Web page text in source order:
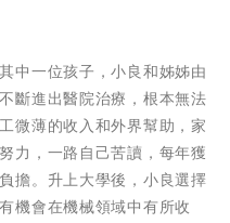
中一位孩子，小良和姊姊由
斷進出醫院治療，根本無法
微薄的收入和外界幫助，家
力，一路自己苦讀，每年獲
擔。升上大學後，小良選擇
機會在機械領域中有所收